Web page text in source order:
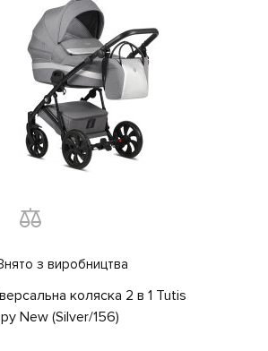
з виробництва
коляска 2 в 1 Tutis
New (Silver/156)